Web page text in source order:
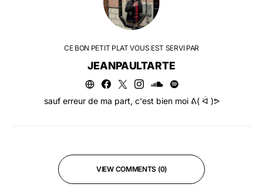
CE BON PETIT PLAT VOUS EST SERVI PAR
JEANPAULTARTE
sauf erreur de ma part, c'est bien moi ᕕ( ᐛ )ᕗ
VIEW COMMENTS (0)